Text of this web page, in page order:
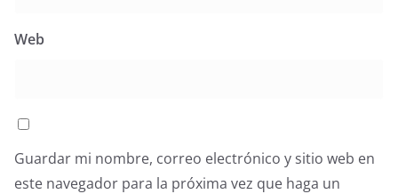
Web
Guardar mi nombre, correo electrónico y sitio web en
este navegador para la próxima vez que haga un